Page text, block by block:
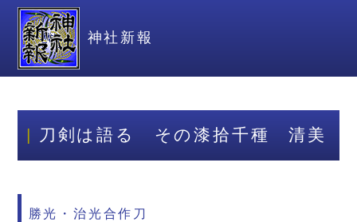
神社新報
刀剣は語る その漆拾千種 清美
勝光・治光合作刀